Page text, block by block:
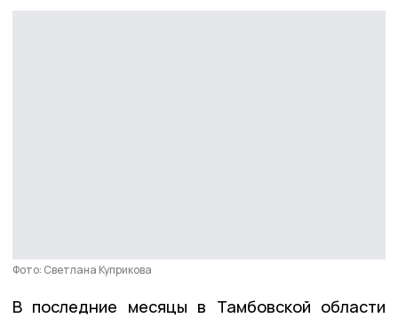
Фото: Светлана Куприкова
В последние месяцы в Тамбовской области